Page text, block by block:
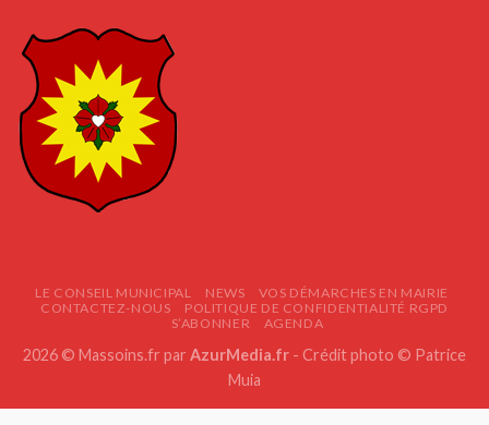
LE CONSEIL MUNICIPAL NEWS
VOS DÉMARCHES EN MAIRIE
CONTACTEZ-NOUS
POLITIQUE DE CONFIDENTIALITÉ RGPD
S’ABONNER
AGENDA
2026 © Massoins.fr par AzurMedia.fr - Crédit photo © Patrice
Muia